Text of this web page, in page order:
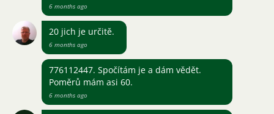
6 months ago
20 jich je určitě.
6 months ago
776112447. Spočítám je a dám vědět.
Poměrů mám asi 60.
6 months ago